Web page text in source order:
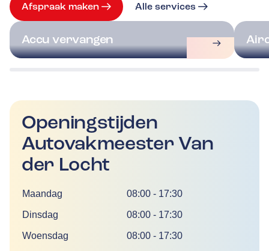
Afspraak maken Alle services
Accu vervangen
Openingstijden
Autovakmeester Van
der Locht
DagTijd
Maandag 08:00 - 17:30
Dinsdag 08:00 - 17:30
Woensdag 08:00 - 17:30